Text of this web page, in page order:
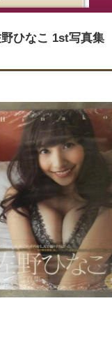
野ひなこ 1st写真